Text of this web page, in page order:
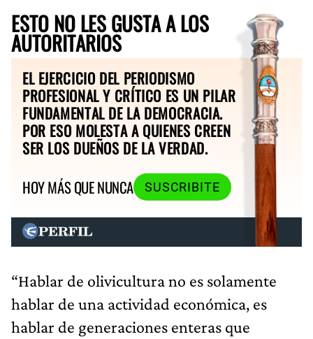
ESTO NO LES GUSTA A LOS
AUTORITARIOS
EL EJERCICIO DEL PERIODISMO
PROFESIONAL Y CRÍTICO ES UN PILAR
FUNDAMENTAL DE LA DEMOCRACIA.
POR ESO MOLESTA A QUIENES CREEN
SER LOS DUEÑOS DE LA VERDAD.
HOY MÁS QUE NUNCA
SUSCRIBITE
“Hablar de olivicultura no es solamente
hablar de una actividad económica, es
hablar de generaciones enteras que